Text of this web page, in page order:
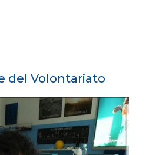
del Volontariato